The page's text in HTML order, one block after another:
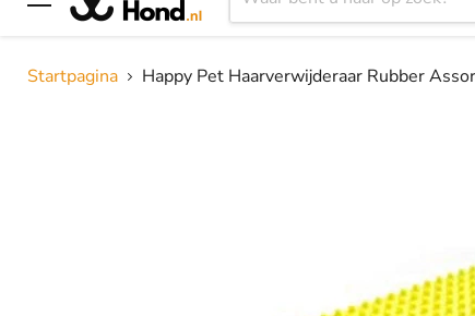
Menu
Startpagina
Happy Pet Haarverwijderaar Rubber